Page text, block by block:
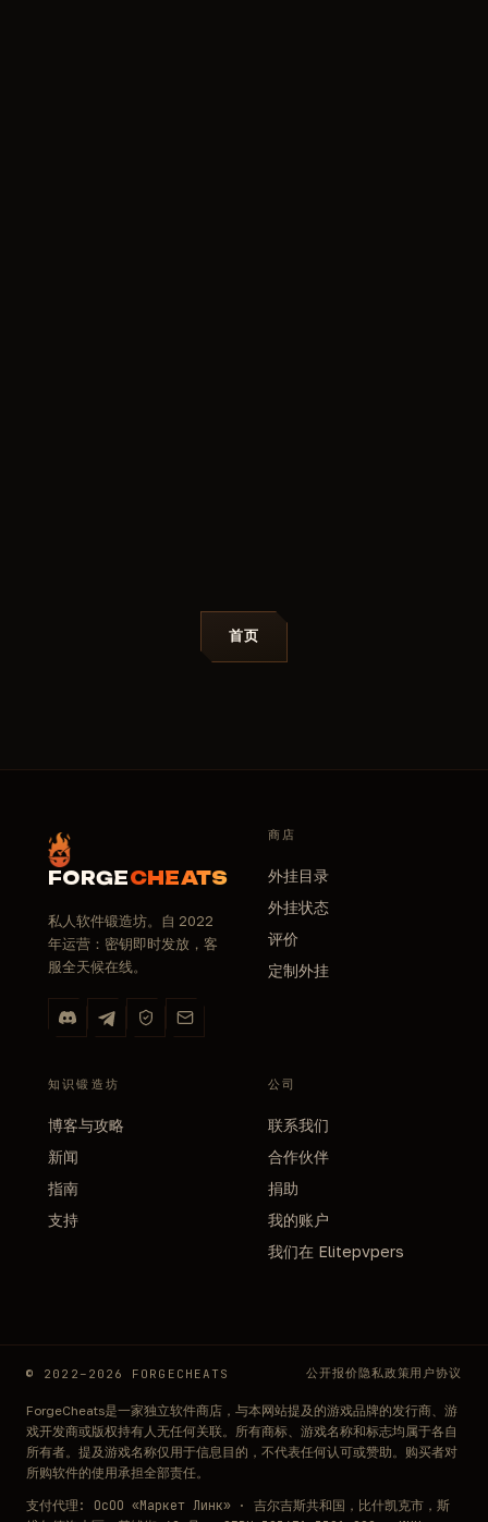
首页
FORGECHEATS
私人软件锻造坊。自 2022
年运营：密钥即时发放，客
服全天候在线。
商店
外挂目录
外挂状态
评价
定制外挂
知识锻造坊
博客与攻略
新闻
指南
支持
公司
联系我们
合作伙伴
捐助
我的账户
我们在 Elitepvpers
© 2022–2026 FORGECHEATS 公开报价隐私政策用户协议
ForgeCheats是一家独立软件商店，与本网站提及的游戏品牌的发行商、游
戏开发商或版权持有人无任何关联。所有商标、游戏名称和标志均属于各自
所有者。提及游戏名称仅用于信息目的，不代表任何认可或赞助。购买者对
所购软件的使用承担全部责任。
支付代理: ОсОО «Маркет Линк» · 吉尔吉斯共和国，比什凯克市，斯